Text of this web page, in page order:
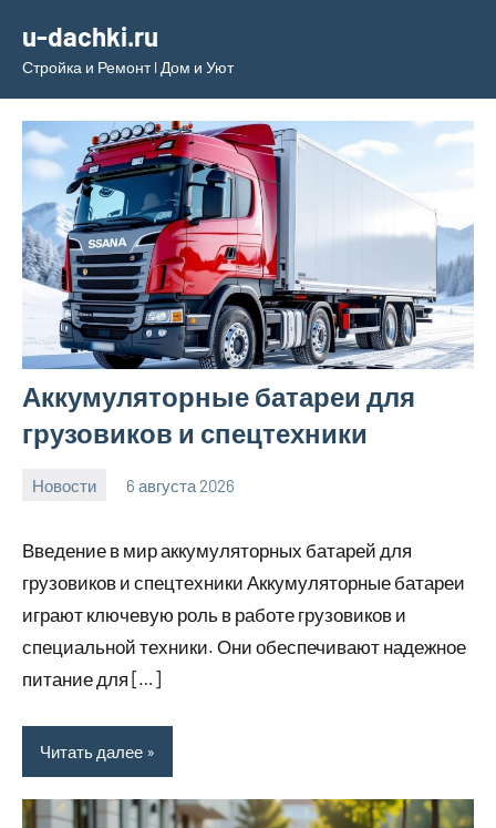
содержимому
u-dachki.ru
Стройка и Ремонт l Дом и Уют
Аккумуляторные батареи для
грузовиков и спецтехники
Новости 6 августа 2026
Введение в мир аккумуляторных батарей для
грузовиков и спецтехники Аккумуляторные батареи
играют ключевую роль в работе грузовиков и
специальной техники. Они обеспечивают надежное
питание для […]
Читать далее